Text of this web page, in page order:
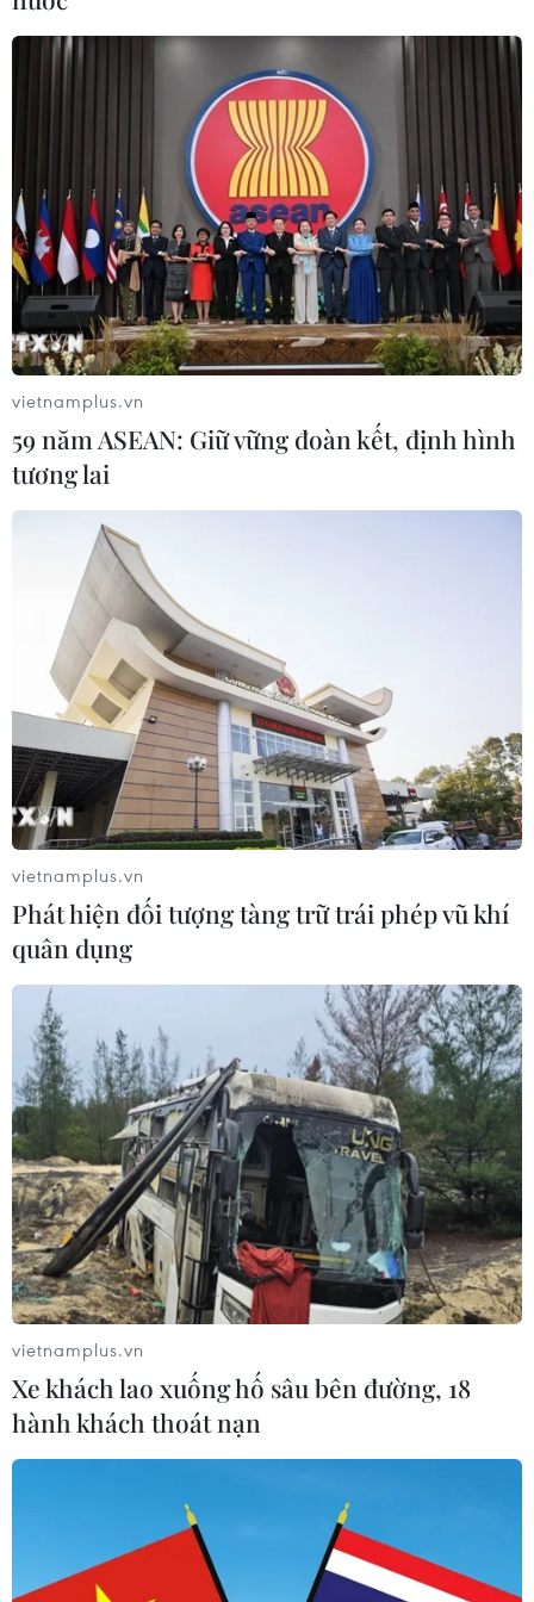
06/08/2026 04:25
Quảng Trị bảo tồn di tích và hệ thống
mạch nước ngầm ở 14 giếng cổ xã
06/08/2026 03:01
Phát động Cuộc thi Sáng tạo Video
2026 cho công dân Pháp ngữ
06/08/2026 02:29
Đà Nẵng lần đầu đăng cai chung kết
Hoa hậu Di sản toàn cầu 2026
05/08/2026 11:01
Đà Nẵng chi gần 38 tỷ đồng trang trí
Tết Đinh Mùi 2027
05/08/2026 10:58
Giới thiệu Bộ sách Tuyển tập các tác
phẩm chọn lọc của Tổng Tư lệnh
Fidel Castro Ruz
05/08/2026 10:10
Đưa tranh AI vào nhóm nguy cơ cần
ngăn chặn để bảo vệ di sản nghề làm
tranh Đông Hồ
05/08/2026 08:38
Sẵn sàng cho Lễ hội Việt Nam-Hàn
Quốc thành phố Đà Nẵng 2026
05/08/2026 07:46
Xem thêm
Tổng Biên tập: TRẦN TIẾN DUẨN
Phó Tổng Biên tập: NGUYỄN THỊ TÁM, KHÚC THANH
vietnamplus.vn
59 năm ASEAN: Giữ vững đoàn kết, định hình
tương lai
vietnamplus.vn
Phát hiện đối tượng tàng trữ trái phép vũ khí
quân dụng
vietnamplus.vn
Xe khách lao xuống hố sâu bên đường, 18
hành khách thoát nạn